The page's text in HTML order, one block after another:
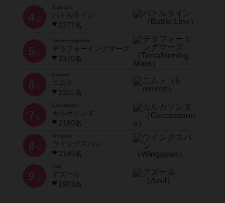
4位
Battle Line
バトルライン
2377名
5 位
Terraforming Mars
テラフォーミングマーズ
2370名
6 位
ニムト
2201名
7 位
Carcassonne
カルカソンヌ
2190名
8 位
Wingspan
ウイングスパン
2149名
9 位
Azul
アズール
1903名